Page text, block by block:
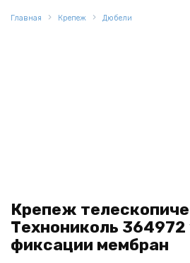
Главная Крепеж Дюбели
Крепеж
Технониколь 364972
фиксации мембран